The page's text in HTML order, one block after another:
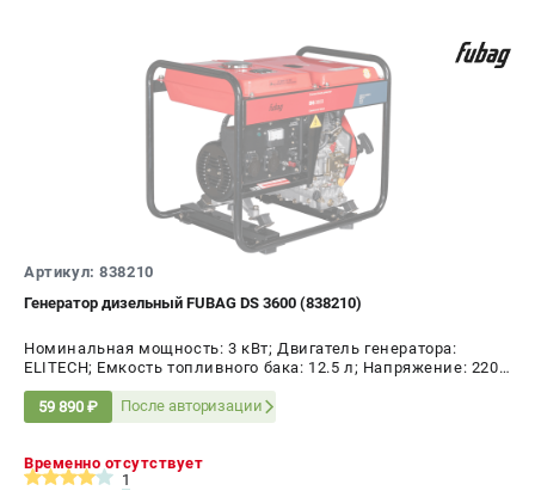
Артикул: 838210
Генератор дизельный FUBAG DS 3600 (838210)
Номинальная мощность: 3 кВт; Двигатель генератора:
ELITECH; Емкость топливного бака: 12.5 л; Напряжение: 220
59 890 ₽
После авторизации
Временно отсутствует
1